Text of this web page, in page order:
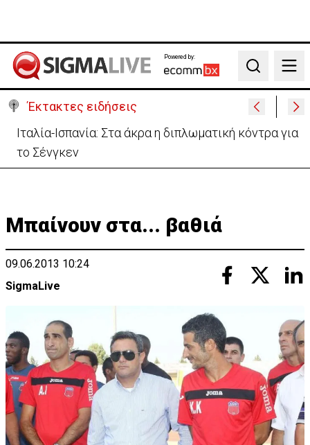
Powered by:
Search
Έκτακτες ειδήσεις
Υψηλές οι θερμοκρασίες με αυξημένη υγρασία
-«Στα παράλια είναι δύσκολα»
Μπαίνουν στα... βαθιά
09.06.2013 10:24
SigmaLive